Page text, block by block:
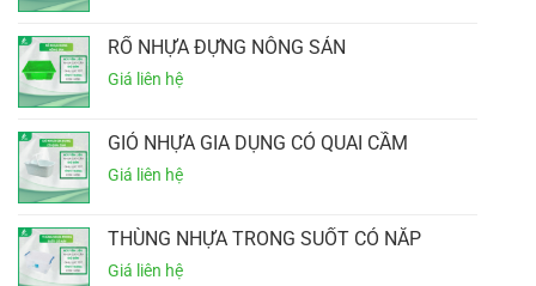
RỔ NHỰA ĐỰNG NÔNG SẢN
GIỎ NHỰA GIA DỤNG CÓ QUAI CẦM
THÙNG NHỰA TRONG SUỐT CÓ NẮP